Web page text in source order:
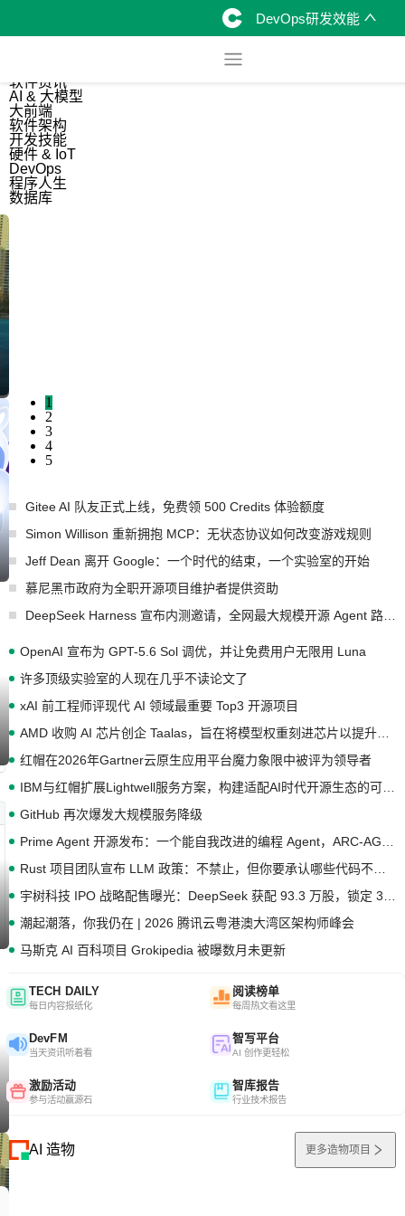
DevOps研发效能
软件资讯
AI & 大模型
大前端
软件架构
开发技能
硬件 & IoT
DevOps
程序人生
数据库
1
2
3
4
5
Gitee AI 队友正式上线，免费领 500 Credits 体验额度
Simon Willison 重新拥抱 MCP：无状态协议如何改变游戏规则
Jeff Dean 离开 Google：一个时代的结束，一个实验室的开始
慕尼黑市政府为全职开源项目维护者提供资助
OpenAI 宣布为 GPT-5.6 Sol 调优，并让免费用户无限用 Luna
许多顶级实验室的人现在几乎不读论文了
xAI 前工程师评现代 AI 领域最重要 Top3 开源项目
红帽在2026年Gartner云原生应用平台魔力象限中被评为领导者
GitHub 再次爆发大规模服务降级
潮起潮落，你我仍在 | 2026 腾讯云粤港澳大湾区架构师峰会
马斯克 AI 百科项目 Grokipedia 被曝数月未更新
TECH DAILY
每日内容报纸化
阅读榜单
每周热文看这里
DevFM
当天资讯听着看
智写平台
AI 创作更轻松
激励活动
参与活动赢源石
智库报告
行业技术报告
AI 造物 更多造物项目